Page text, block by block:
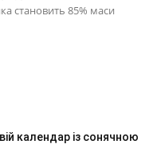
становить 85% маси
календар із сонячною